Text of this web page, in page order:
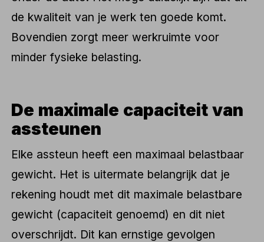
de kwaliteit van je werk ten goede komt.
Bovendien zorgt meer werkruimte voor
minder fysieke belasting.
De maximale capaciteit van
assteunen
Elke assteun heeft een maximaal belastbaar
gewicht. Het is uitermate belangrijk dat je
rekening houdt met dit maximale belastbare
gewicht (capaciteit genoemd) en dit niet
overschrijdt. Dit kan ernstige gevolgen